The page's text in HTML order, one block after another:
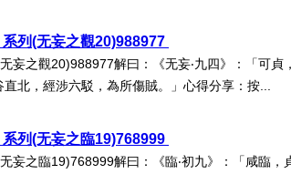
列(无妄之觀20)988977
妄之觀20)988977解曰：《无妄‧九四》：「可貞
北，經涉六駁，為所傷賊。」心得分享：按...
列(无妄之臨19)768999
妄之臨19)768999解曰：《臨‧初九》：「咸臨，